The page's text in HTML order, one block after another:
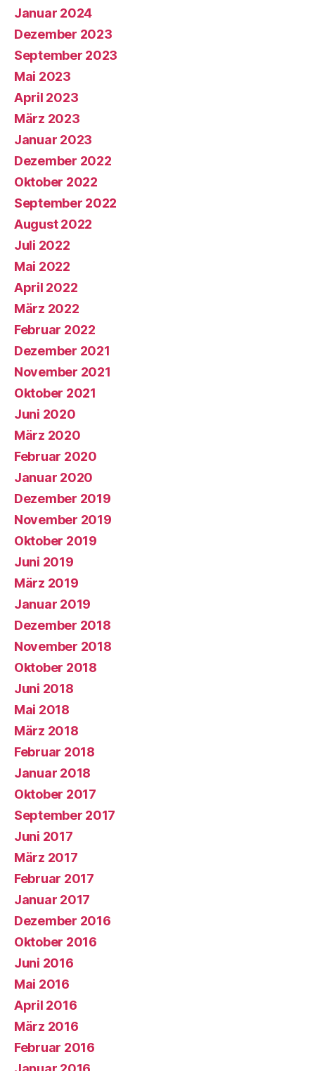
Januar 2024
Dezember 2023
September 2023
Mai 2023
April 2023
März 2023
Januar 2023
Dezember 2022
Oktober 2022
September 2022
August 2022
Juli 2022
Mai 2022
April 2022
März 2022
Februar 2022
Dezember 2021
November 2021
Oktober 2021
Juni 2020
März 2020
Februar 2020
Januar 2020
Dezember 2019
November 2019
Oktober 2019
Juni 2019
März 2019
Januar 2019
Dezember 2018
November 2018
Oktober 2018
Juni 2018
Mai 2018
März 2018
Februar 2018
Januar 2018
Oktober 2017
September 2017
Juni 2017
März 2017
Februar 2017
Januar 2017
Dezember 2016
Oktober 2016
Juni 2016
Mai 2016
April 2016
März 2016
Februar 2016